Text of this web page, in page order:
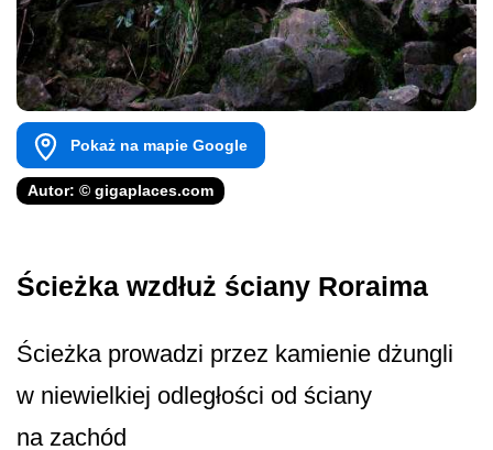
Pokaż na mapie Google
Autor: © gigaplaces.com
Ścieżka wzdłuż ściany Roraima
Ścieżka prowadzi przez kamienie dżungli
w niewielkiej odległości od ściany
na zachód